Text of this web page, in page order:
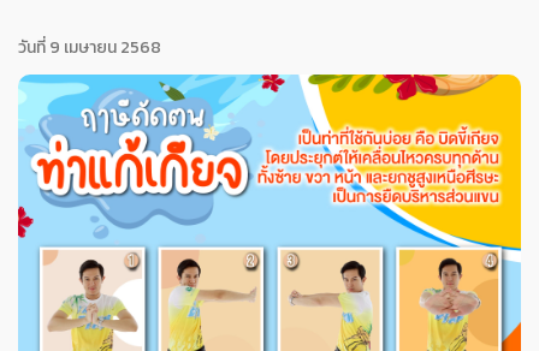
วันที่ 9 เมษายน 2568